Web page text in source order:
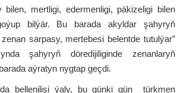
bilen, mertligi, edermenligi, päkizeligi bilen
bilýär. Bu barada akyldar şahyryň
sarpasy, mertebesi belentde tutulýar”
şahyryň döredijiliginde zenanlaryň
aýratyn nygtap geçdi.
bellenilişi ýaly, bu günki gün türkmen